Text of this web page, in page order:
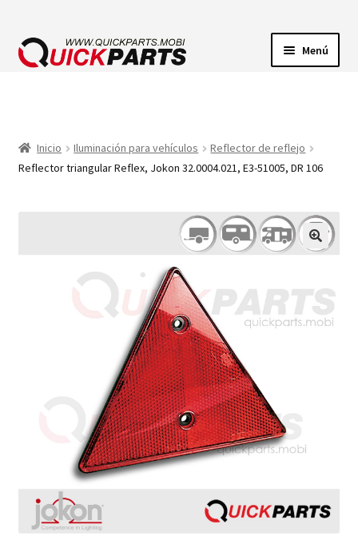
Menú
Inicio Iluminación para vehículos
Reflector de reflejo
Reflector triangular Reflex, Jokon 32.0004.021, E3-51005, DR 106